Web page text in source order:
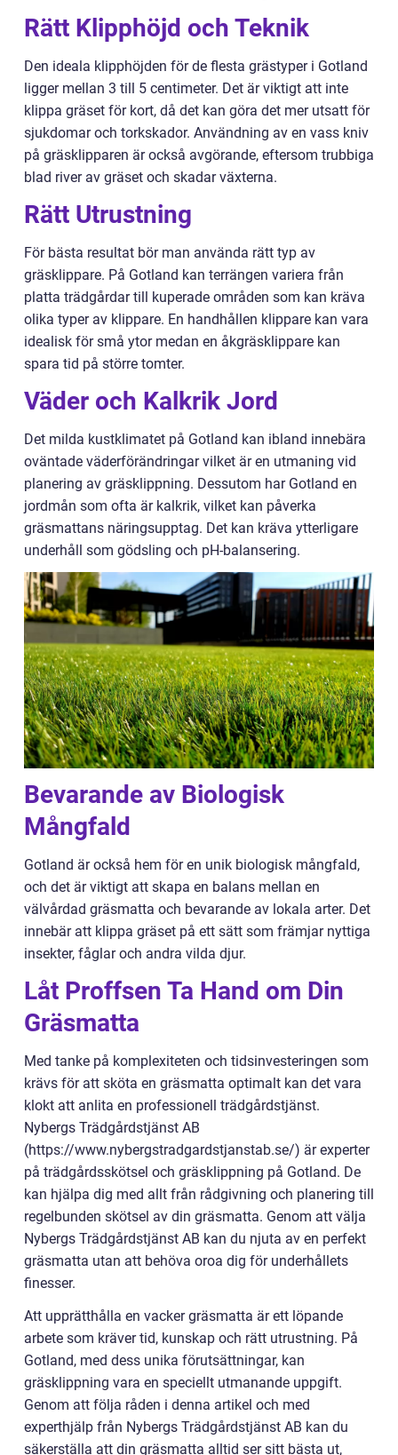
Rätt Klipphöjd och Teknik
Den ideala klipphöjden för de flesta grästyper i Gotland
ligger mellan 3 till 5 centimeter. Det är viktigt att inte
klippa gräset för kort, då det kan göra det mer utsatt för
sjukdomar och torkskador. Användning av en vass kniv
på gräsklipparen är också avgörande, eftersom trubbiga
blad river av gräset och skadar växterna.
Rätt Utrustning
För bästa resultat bör man använda rätt typ av
gräsklippare. På Gotland kan terrängen variera från
platta trädgårdar till kuperade områden som kan kräva
olika typer av klippare. En handhållen klippare kan vara
idealisk för små ytor medan en åkgräsklippare kan
spara tid på större tomter.
Väder och Kalkrik Jord
Det milda kustklimatet på Gotland kan ibland innebära
oväntade väderförändringar vilket är en utmaning vid
planering av gräsklippning. Dessutom har Gotland en
jordmån som ofta är kalkrik, vilket kan påverka
gräsmattans näringsupptag. Det kan kräva ytterligare
underhåll som gödsling och pH-balansering.
Bevarande av Biologisk
Mångfald
Gotland är också hem för en unik biologisk mångfald,
och det är viktigt att skapa en balans mellan en
välvårdad gräsmatta och bevarande av lokala arter. Det
innebär att klippa gräset på ett sätt som främjar nyttiga
insekter, fåglar och andra vilda djur.
Låt Proffsen Ta Hand om Din
Gräsmatta
Med tanke på komplexiteten och tidsinvesteringen som
krävs för att sköta en gräsmatta optimalt kan det vara
klokt att anlita en professionell trädgårdstjänst.
Nybergs Trädgårdstjänst AB
(https://www.nybergstradgardstjanstab.se/) är experter
på trädgårdsskötsel och gräsklippning på Gotland. De
kan hjälpa dig med allt från rådgivning och planering till
regelbunden skötsel av din gräsmatta. Genom att välja
Nybergs Trädgårdstjänst AB kan du njuta av en perfekt
gräsmatta utan att behöva oroa dig för underhållets
finesser.
Att upprätthålla en vacker gräsmatta är ett löpande
arbete som kräver tid, kunskap och rätt utrustning. På
Gotland, med dess unika förutsättningar, kan
gräsklippning vara en speciellt utmanande uppgift.
Genom att följa råden i denna artikel och med
experthjälp från Nybergs Trädgårdstjänst AB kan du
säkerställa att din gräsmatta alltid ser sitt bästa ut,